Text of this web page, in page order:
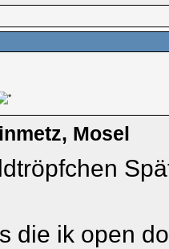
Mosel
die ik open